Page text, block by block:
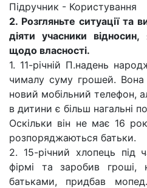
Підручник - Користування
2. Розгляньте ситуації та
діяти учасники
щодо власності.
1. 11-річній П.надень
чималу суму грошей. Вона
новий мобільний телефон,
в дитини є більш нагальні
Оскільки він не має 16
розпоряджаються батьки.
2. 15-річний хлопець під
фірмі та заробив
батьками, придбав